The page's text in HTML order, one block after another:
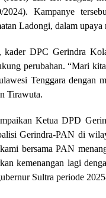
Kampanye
Ladongi, dalam upaya
kader DPC Gerindra
perubahan. “Mari
Tenggara dengan
Tirawuta.
Ketua DPD
Gerindra-PAN di
bersama PAN
kemenangan lagi
Sultra periode